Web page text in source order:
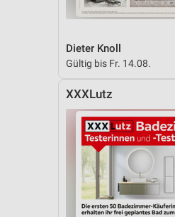
Dieter Knoll
Gültig bis Fr. 14.08.
XXXLutz
Verwendung von Profilen zur
Messung der Performance von
Analyse von Zielgruppen durch
Entwicklung und Verbesserung
Verwendung reduzierter Daten
IAB-Besonderheiten:
Verwendung genauer